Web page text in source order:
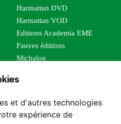
et d'autres technologies
expérience de
Harmattan DVD
Harmattan VOD
Editions Academia EME
Fauves éditions
Michalon
Editions Sutton
Les impliqués
Tous les éditeurs